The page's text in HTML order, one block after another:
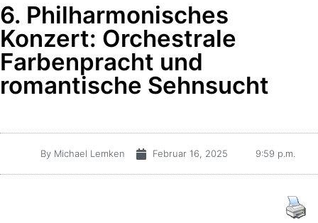
6. Philharmonisches
Konzert: Orchestrale
Farbenpracht und
romantische Sehnsucht
ByMichael Lemken Februar 16, 2025 9:59 p.m.